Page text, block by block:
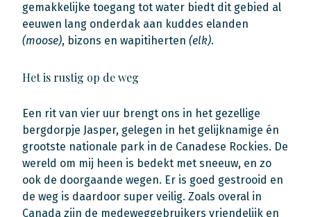
gemakkelijke toegang tot water biedt dit gebied al
eeuwen lang onderdak aan kuddes elanden
(moose), bizons en wapitiherten (elk).
Het is rustig op de weg
Een rit van vier uur brengt ons in het gezellige
bergdorpje Jasper, gelegen in het gelijknamige én
grootste nationale park in de Canadese Rockies. De
wereld om mij heen is bedekt met sneeuw, en zo
ook de doorgaande wegen. Er is goed gestrooid en
de weg is daardoor super veilig. Zoals overal in
Canada zijn de medeweggebruikers vriendelijk en